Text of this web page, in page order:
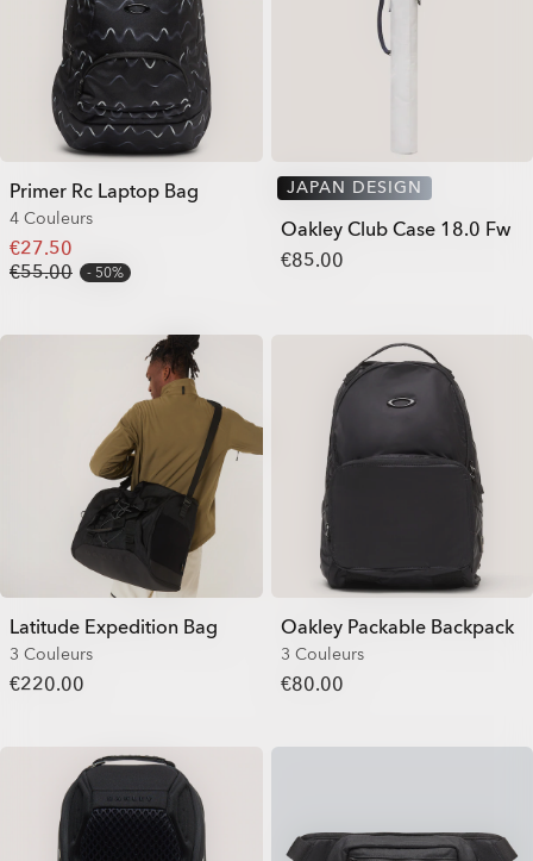
Primer Rc Laptop Bag
4 Couleurs
€27.50
€55.00
50%
JAPAN DESIGN
Oakley Club Case 18.0 Fw
€85.00
Latitude Expedition Bag
3 Couleurs
€220.00
Oakley Packable Backpack
3 Couleurs
€80.00